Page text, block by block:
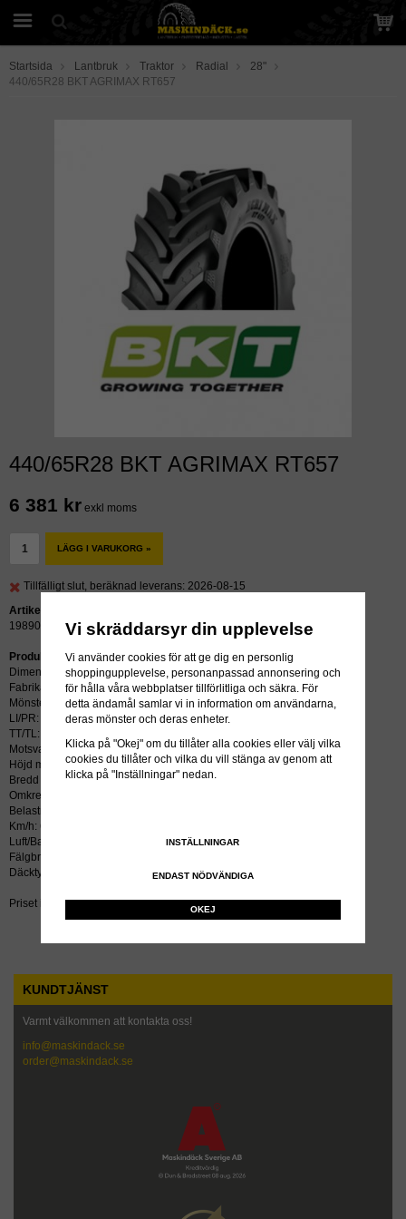
Startsida Lantbruk Traktor Radial
28"
440/65R28 BKT AGRIMAX RT657
440/65R28 BKT AGRIMAX RT657
6 381 kr exkl moms
LÄGG I VARUKORG »
Tillfälligt slut, beräknad leverans: 2026-08-15
Artikelnummer:
19890
Produktbeskrivning:
Dimension: 440/65R28
Fabrikat: BKT
Mönster: AGRIMAX RT657
LI/PR: 141A8/138D
TT/TL: TL (slang krävs ej)
Motsvarar: 13.6R28
Höjd mm: 1283
Bredd mm: 441
Omkrets mm: 3849
Belastning kg: 2360
Km/h: 65
Luft/Bar: 2.4
Fälgbredd tum: 14
Däcktyp: radial
Priset inkluderar återvinningsavgift!
KUNDTJÄNST
Varmt välkommen att kontakta oss!
info@maskindack.se
order@maskindack.se
Vi skräddarsyr din upplevelse
Vi använder cookies för att ge dig en personlig
shoppingupplevelse, personanpassad annonsering och
för hålla våra webbplatser tillförlitliga och säkra. För
detta ändamål samlar vi in information om användarna,
deras mönster och deras enheter.
Klicka på "Okej" om du tillåter alla cookies eller välj vilka
cookies du tillåter och vilka du vill stänga av genom att
klicka på "Inställningar" nedan.
INSTÄLLNINGAR
ENDAST NÖDVÄNDIGA
OKEJ